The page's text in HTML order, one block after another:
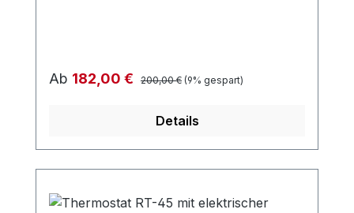
Verkaufspreis:
Ab 182,00 € Regulärer Preis:
200,00 € (9% gespart)
Details